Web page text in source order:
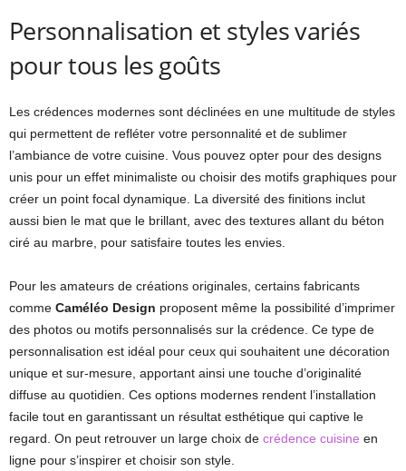
Personnalisation et styles variés
pour tous les goûts
Les crédences modernes sont déclinées en une multitude de styles
qui permettent de refléter votre personnalité et de sublimer
l’ambiance de votre cuisine. Vous pouvez opter pour des designs
unis pour un effet minimaliste ou choisir des motifs graphiques pour
créer un point focal dynamique. La diversité des finitions inclut
aussi bien le mat que le brillant, avec des textures allant du béton
ciré au marbre, pour satisfaire toutes les envies.
Pour les amateurs de créations originales, certains fabricants
comme Caméléo Design proposent même la possibilité d’imprimer
des photos ou motifs personnalisés sur la crédence. Ce type de
personnalisation est idéal pour ceux qui souhaitent une décoration
unique et sur-mesure, apportant ainsi une touche d’originalité
diffuse au quotidien. Ces options modernes rendent l’installation
facile tout en garantissant un résultat esthétique qui captive le
regard. On peut retrouver un large choix de crédence cuisine en
ligne pour s’inspirer et choisir son style.